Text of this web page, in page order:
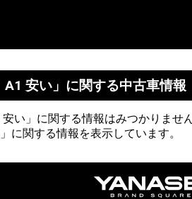
A1 安い」に関する中古車情報
安い」に関する情報はみつかりませ
に関する情報を表示しています。